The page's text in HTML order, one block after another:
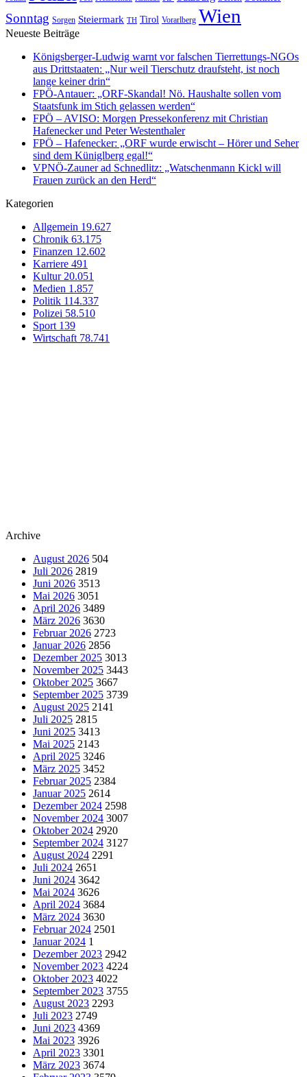
Sonntag Sorgen Steiermark TH Tirol Vorarlberg Wien
Neueste Beiträge
Königsberger-Ludwig warnt vor falschen Tierrettungs-NGOs
aus Drittstaaten: „Nur weil Tierschutz draufsteht, ist noch
lange keiner drin“
FPÖ-Antauer: „ORF-Skandal! Nö. Haushalte sollen vom
Staatsfunk im Stich gelassen werden“
FPÖ – AVISO: Morgen Pressekonferenz mit Christian
Hafenecker und Peter Westenthaler
FPÖ – Hafenecker: „ORF wurde erwischt – Hörer und Seher
sind dem Küniglberg egal!“
VPNÖ-Zauner ad Schnedlitz: „Watschenmann Kickl will
Frauen zurück an den Herd“
Kategorien
Allgemein 19.627
Chronik 63.175
Finanzen 12.602
Karriere 491
Kultur 20.051
Medien 1.857
Politik 114.337
Polizei 58.510
Sport 139
Wirtschaft 78.741
Archive
August 2026 504
Juli 2026 2819
Juni 2026 3513
Mai 2026 3051
April 2026 3489
März 2026 3630
Februar 2026 2723
Januar 2026 2856
Dezember 2025 3013
November 2025 3443
Oktober 2025 3667
September 2025 3739
August 2025 2141
Juli 2025 2815
Juni 2025 3413
Mai 2025 2143
April 2025 3246
März 2025 3452
Februar 2025 2384
Januar 2025 2614
Dezember 2024 2598
November 2024 3007
Oktober 2024 2920
September 2024 3127
August 2024 2291
Juli 2024 2651
Juni 2024 3642
Mai 2024 3626
April 2024 3684
März 2024 3630
Februar 2024 2501
Januar 2024 1
Dezember 2023 2942
November 2023 4224
Oktober 2023 4022
September 2023 3755
August 2023 2293
Juli 2023 2749
Juni 2023 4369
Mai 2023 3926
April 2023 3301
März 2023 3674